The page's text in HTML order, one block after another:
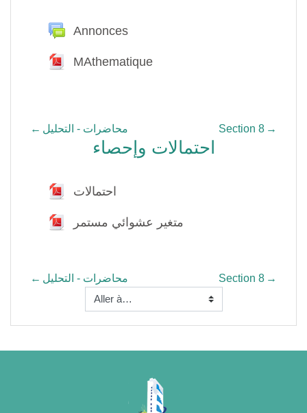
GénéralitésAnnonces
Forum
MAthematique
Fichier
← محاضرات - التحليل Section 8 →
احتمالات وإحصاء
احتمالات وإحصاء
احتمالات
Fichier
متغير عشوائي مستمر
Fichier
← محاضرات - التحليل Section 8 →